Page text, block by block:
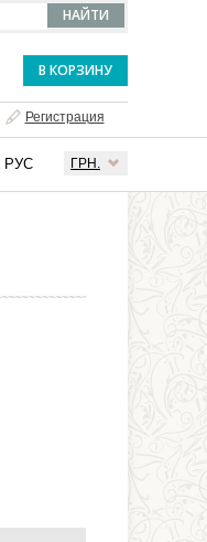
В КОРЗИНУ
Регистрация
ГРН.
РУС